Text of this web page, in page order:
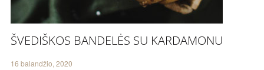
ŠVEDIŠKOS BANDELĖS SU KARDAMONU
16 balandžio, 2020